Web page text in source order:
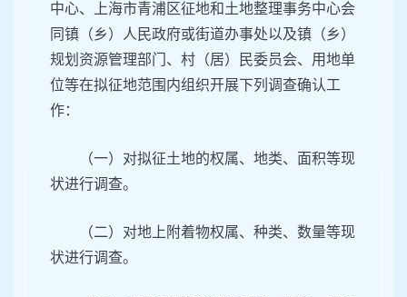
中心、上海市青浦区征地和土地整理事务中心会
同镇（乡）人民政府或街道办事处以及镇（乡）
规划资源管理部门、村（居）民委员会、用地单
位等在拟征地范围内组织开展下列调查确认工
作：
（一）对拟征土地的权属、地类、面积等现
状进行调查。
（二）对地上附着物权属、种类、数量等现
状进行调查。